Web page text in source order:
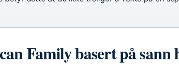
Family basert på sann